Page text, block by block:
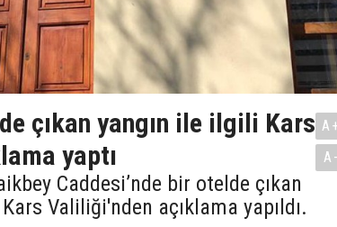
çıkan yangın ile ilgili ​​​​​​​Kars
yaptı
Caddesi’nde bir otelde çıkan
Valiliği'nden açıklama yapıldı.
A-